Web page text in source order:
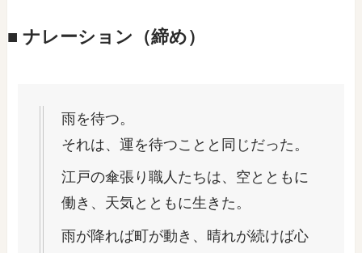
■ ナレーション（締め）
雨を待つ。
それは、運を待つことと同じだった。
江戸の傘張り職人たちは、空とともに
働き、天気とともに生きた。
雨が降れば町が動き、晴れが続けば心